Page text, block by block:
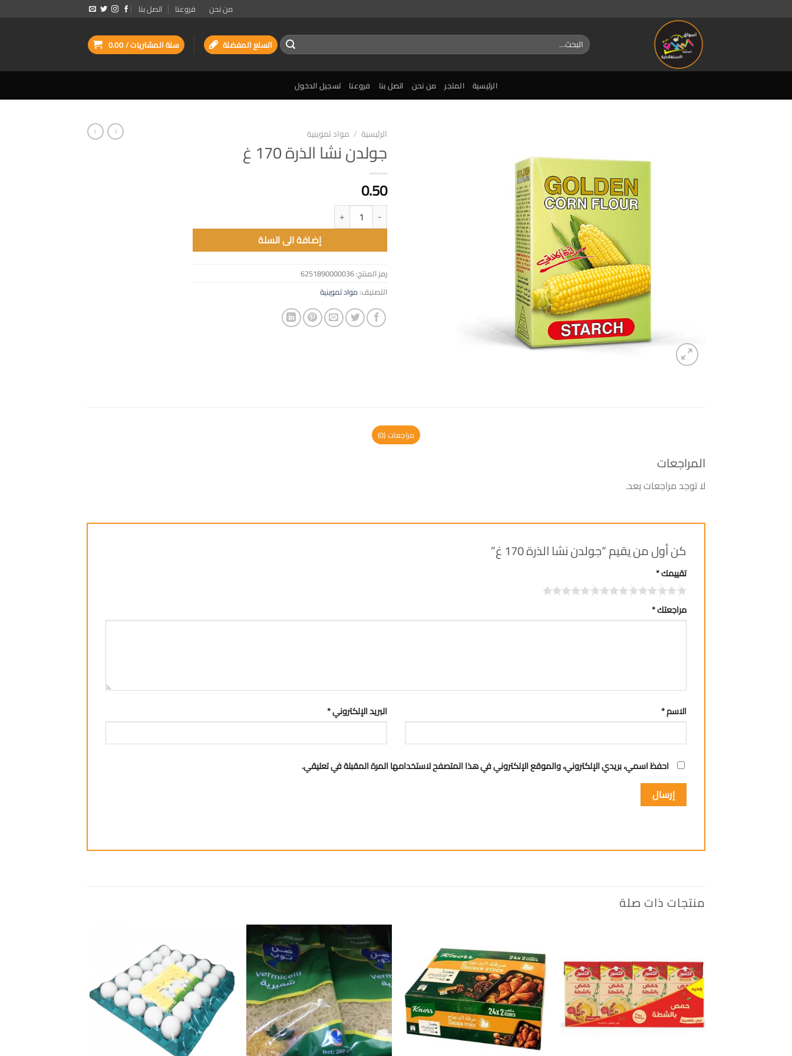
من نحن فروعنا اتصل بنا
البحث
عن:
السلع المفضلة سلة المشتريات /0.00
الرئيسية المتجر من نحن اتصل بنا فروعنا تسجيل الدخول
الرئيسية / مواد تموينية
جولدن نشا الذرة 170 غ
0.50
كمية جولدن نشا الذرة 170 غ
إضافة الى السلة
رمز المنتج:6251890000036
التصنيف:مواد تموينية
مراجعات (0)
المراجعات
لا توجد مراجعات بعد.
كن أول من يقيم “جولدن نشا الذرة 170 غ”
تقييمك*
مراجعتك*
الاسم* البريد الإلكتروني*
احفظ اسمي، بريدي الإلكتروني، والموقع الإلكتروني في هذا المتصفح لاستخدامها المرة المقبلة في تعليقي.
منتجات ذات صلة
الى
المفضلة المفضلة
إضافة
المفضلة